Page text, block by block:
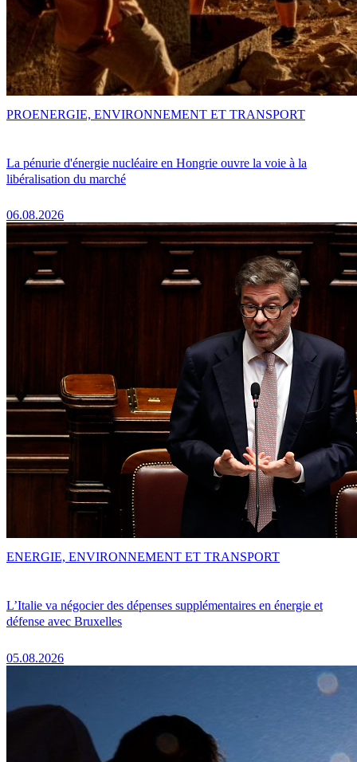
La pénurie d'énergie nucléaire en Hongrie ouvre la voie à la
libéralisation du marché
06.08.2026
PROENERGIE, ENVIRONNEMENT ET TRANSPORT
L’Italie va négocier des dépenses supplémentaires en énergie et
défense avec Bruxelles
05.08.2026
ENERGIE, ENVIRONNEMENT ET TRANSPORT